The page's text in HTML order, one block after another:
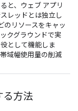
と、ウェブ アプリ
レッドとは独立し
のリソースをキャッ
クグラウンドで実
として機能しま
域幅使用量の削減
る方法